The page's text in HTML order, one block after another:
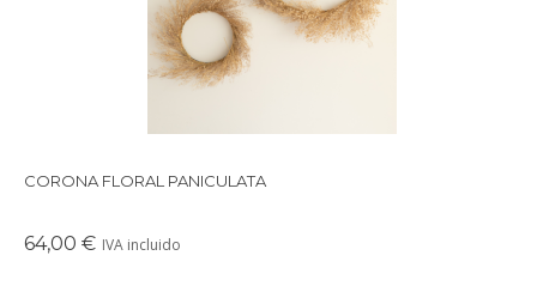
CORONA FLORAL PANICULATA
64,00 € IVA incluido